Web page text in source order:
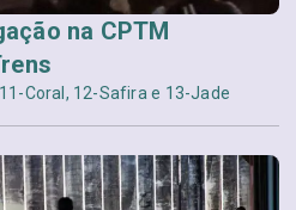
na CPTM
Coral, 12-Safira e 13-Jade